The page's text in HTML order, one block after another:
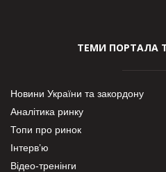
ТЕМИ ПОРТАЛА
Новини України та закордону
Аналітика ринку
Топи про ринок
Інтерв’ю
Відео-тренінги